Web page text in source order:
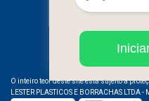
O inteiro teor deste site está sujeito à
LESTER PLASTICOS E BORRACHAS